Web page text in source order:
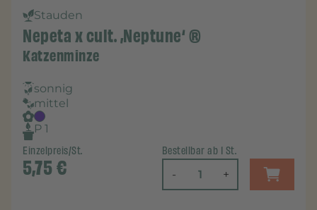
Stauden
Nepeta x cult. ‚Neptune‘ ®
Katzenminze
sonnig
mittel
P 1
Einzelpreis/St.
5,75€
Bestellbar ab 1 St.
- +